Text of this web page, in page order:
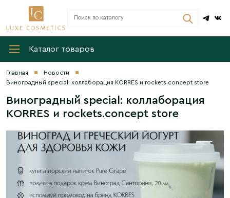
Каталог товаров
Главная
Новости
Виноградный special: коллаборация KORRES и rockets.concept store
Виноградный special: коллаборация
KORRES и rockets.concept store